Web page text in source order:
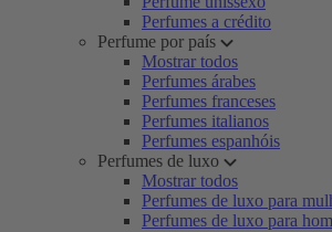
Perfumes a crédito
Perfume por país
Mostrar todos
Perfumes árabes
Perfumes franceses
Perfumes italianos
Perfumes espanhóis
Perfumes de luxo
Mostrar todos
Perfumes de luxo para
Perfumes de luxo para